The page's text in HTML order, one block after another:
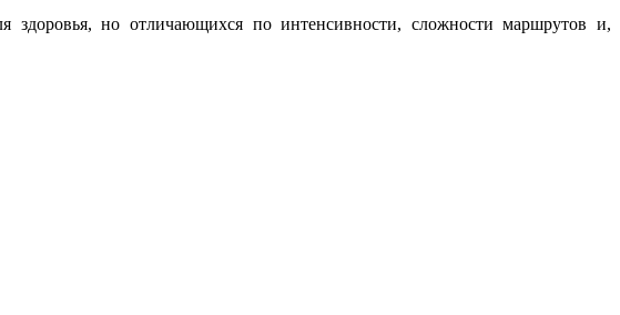
здоровья, но отличающихся по интенсивности, сложности маршрутов и,